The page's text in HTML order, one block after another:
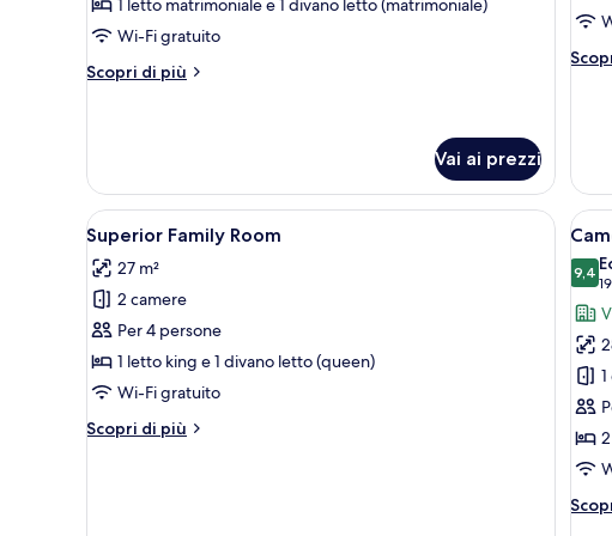
Suite1 letto matrimoniale e 1 divano letto (matrimoniale)
Wi-Fi gratuito
Scopri di più
Altri
Vai ai prezzi
Altri
Apri
tutte
le
foto
per
Superior
Family
Una camera d'albergo con un letto, una
7
Superior Family Room
27 m²
2 camere
Per 4 persone
1 letto king e 1 divano letto (queen)
Wi-Fi gratuito
Scopri di più
Altri
Apri
le
per
6
9,49,4
Altri